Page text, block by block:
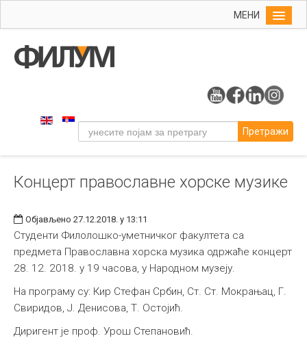
МЕНИ
Упис
Уметност
Музичка уметност
Галерија
Издаваштво
Међународна
Претражи
Концерт православне хорске музике
Објављено 27.12.2018. у 13:11
Студенти Филолошко-уметничког факултета са
предмета Православна хорска музика одржаће концерт
28. 12. 2018. у 19 часова, у Народном музеју.
На програму су: Кир Стефан Србин, Ст. Ст. Мокрањац, Г.
Свиридов, Ј. Денисова, Т. Остојић.
Диригент је проф. Урош Степановић.